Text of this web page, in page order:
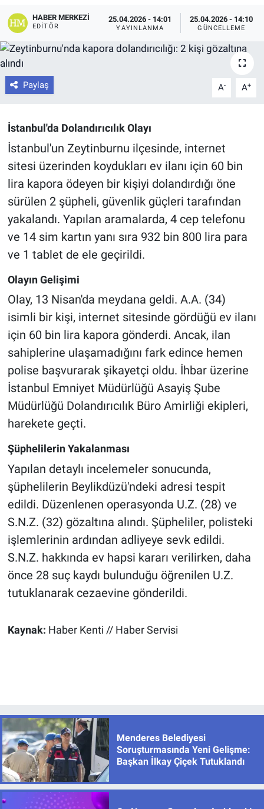
HABER MERKEZI
EDITÖR
25.04.2026 - 14:01
YAYINLANMA
25.04.2026 - 14:10
GÜNCELLEME
Paylaş A- A+
İstanbul'da Dolandırıcılık Olayı
İstanbul'un Zeytinburnu ilçesinde, internet
sitesi üzerinden koydukları ev ilanı için 60 bin
lira kapora ödeyen bir kişiyi dolandırdığı öne
sürülen 2 şüpheli, güvenlik güçleri tarafından
yakalandı. Yapılan aramalarda, 4 cep telefonu
ve 14 sim kartın yanı sıra 932 bin 800 lira para
ve 1 tablet de ele geçirildi.
Olayın Gelişimi
Olay, 13 Nisan'da meydana geldi. A.A. (34)
isimli bir kişi, internet sitesinde gördüğü ev ilanı
için 60 bin lira kapora gönderdi. Ancak, ilan
sahiplerine ulaşamadığını fark edince hemen
polise başvurarak şikayetçi oldu. İhbar üzerine
İstanbul Emniyet Müdürlüğü Asayiş Şube
Müdürlüğü Dolandırıcılık Büro Amirliği ekipleri,
harekete geçti.
Şüphelilerin Yakalanması
Yapılan detaylı incelemeler sonucunda,
şüphelilerin Beylikdüzü'ndeki adresi tespit
edildi. Düzenlenen operasyonda U.Z. (28) ve
S.N.Z. (32) gözaltına alındı. Şüpheliler, polisteki
işlemlerinin ardından adliyeye sevk edildi.
S.N.Z. hakkında ev hapsi kararı verilirken, daha
önce 28 suç kaydı bulunduğu öğrenilen U.Z.
tutuklanarak cezaevine gönderildi.
Kaynak: Haber Kenti // Haber Servisi
Menderes Belediyesi
Soruşturmasında Yeni Gelişme:
Başkan İlkay Çiçek Tutuklandı